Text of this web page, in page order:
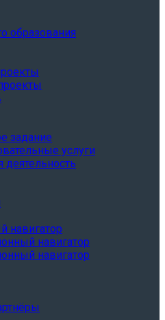
образования
задание
услуги
деятельность
навигатор
навигатор
навигатор